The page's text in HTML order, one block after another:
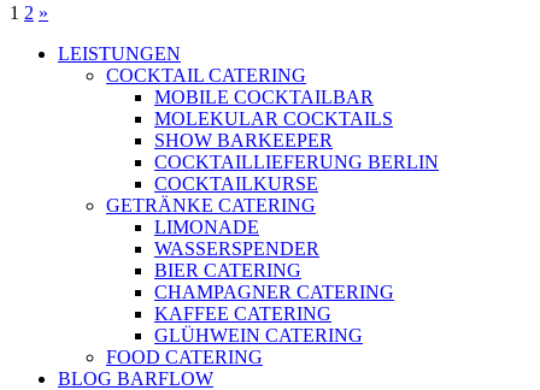
Seitennummerierung
der
Beiträge
1 2 »
LEISTUNGEN
COCKTAIL CATERING
MOBILE COCKTAILBAR
MOLEKULAR COCKTAILS
SHOW BARKEEPER
COCKTAILLIEFERUNG BERLIN
COCKTAILKURSE
GETRÄNKE CATERING
LIMONADE
WASSERSPENDER
BIER CATERING
CHAMPAGNER CATERING
KAFFEE CATERING
GLÜHWEIN CATERING
FOOD CATERING
BLOG BARFLOW